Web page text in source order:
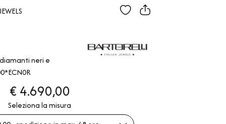
neri e
€ 4.690,00
Seleziona la misura